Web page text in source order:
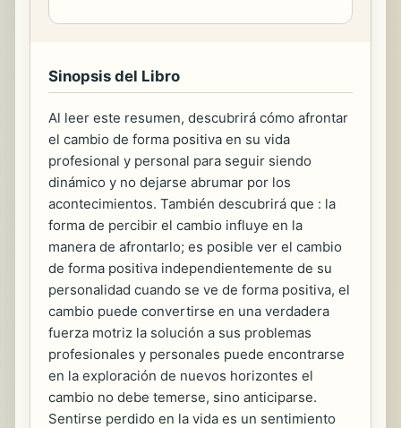
Sinopsis del Libro
Al leer este resumen, descubrirá cómo afrontar
el cambio de forma positiva en su vida
profesional y personal para seguir siendo
dinámico y no dejarse abrumar por los
acontecimientos. También descubrirá que : la
forma de percibir el cambio influye en la
manera de afrontarlo; es posible ver el cambio
de forma positiva independientemente de su
personalidad cuando se ve de forma positiva, el
cambio puede convertirse en una verdadera
fuerza motriz la solución a sus problemas
profesionales y personales puede encontrarse
en la exploración de nuevos horizontes el
cambio no debe temerse, sino anticiparse.
Sentirse perdido en la vida es un sentimiento